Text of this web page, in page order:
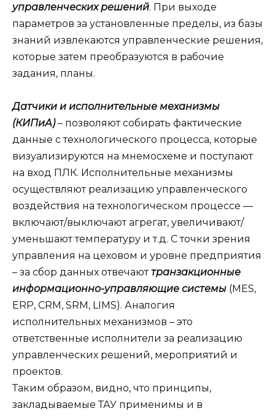
управленческих решений. При выходе
параметров за установленные пределы, из базы
знаний извлекаются управленческие решения,
которые затем преобразуются в рабочие
задания, планы.
Датчики и исполнительные механизмы
(КИПиА)– позволяют собирать фактические
данные с технологического процесса, которые
визуализируются на мнемосхеме и поступают
на вход ПЛК. Исполнительные механизмы
осуществляют реализацию управленческого
воздействия на технологическом процессе —
включают/выключают агрегат, увеличивают/
уменьшают температуру и т.д. С точки зрения
управления на цеховом и уровне предприятия
– за сбор данных отвечаюттранзакционные
информационно-управляющие системы (MES,
ERP, CRM, SRM, LIMS). Аналогия
исполнительных механизмов – это
ответственные исполнители за реализацию
управленческих решений, мероприятий и
проектов.
Таким образом, видно, что принципы,
закладываемые ТАУ применимы и в